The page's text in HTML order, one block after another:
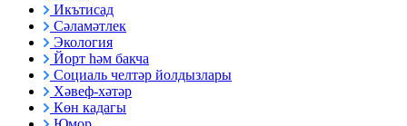
Икътисад
Сәламәтлек
Экология
Йорт һәм бакча
Социаль челтәр йолдызлары
Хәвеф-хәтәр
Көн кадагы